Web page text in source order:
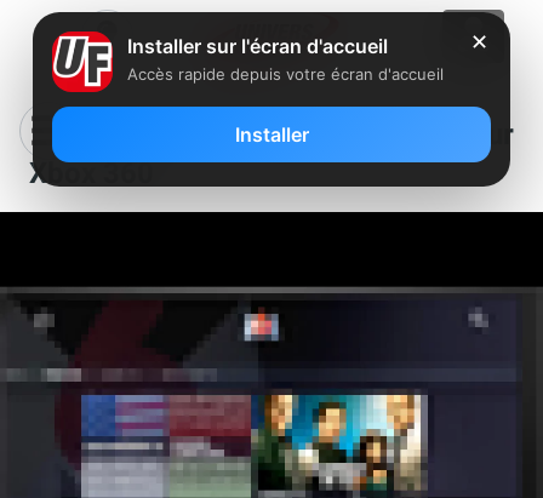
M6 lance une application TV sur
Xbox 360
✕
Installer sur l'écran d'accueil
Accès rapide depuis votre écran d'accueil
Installer